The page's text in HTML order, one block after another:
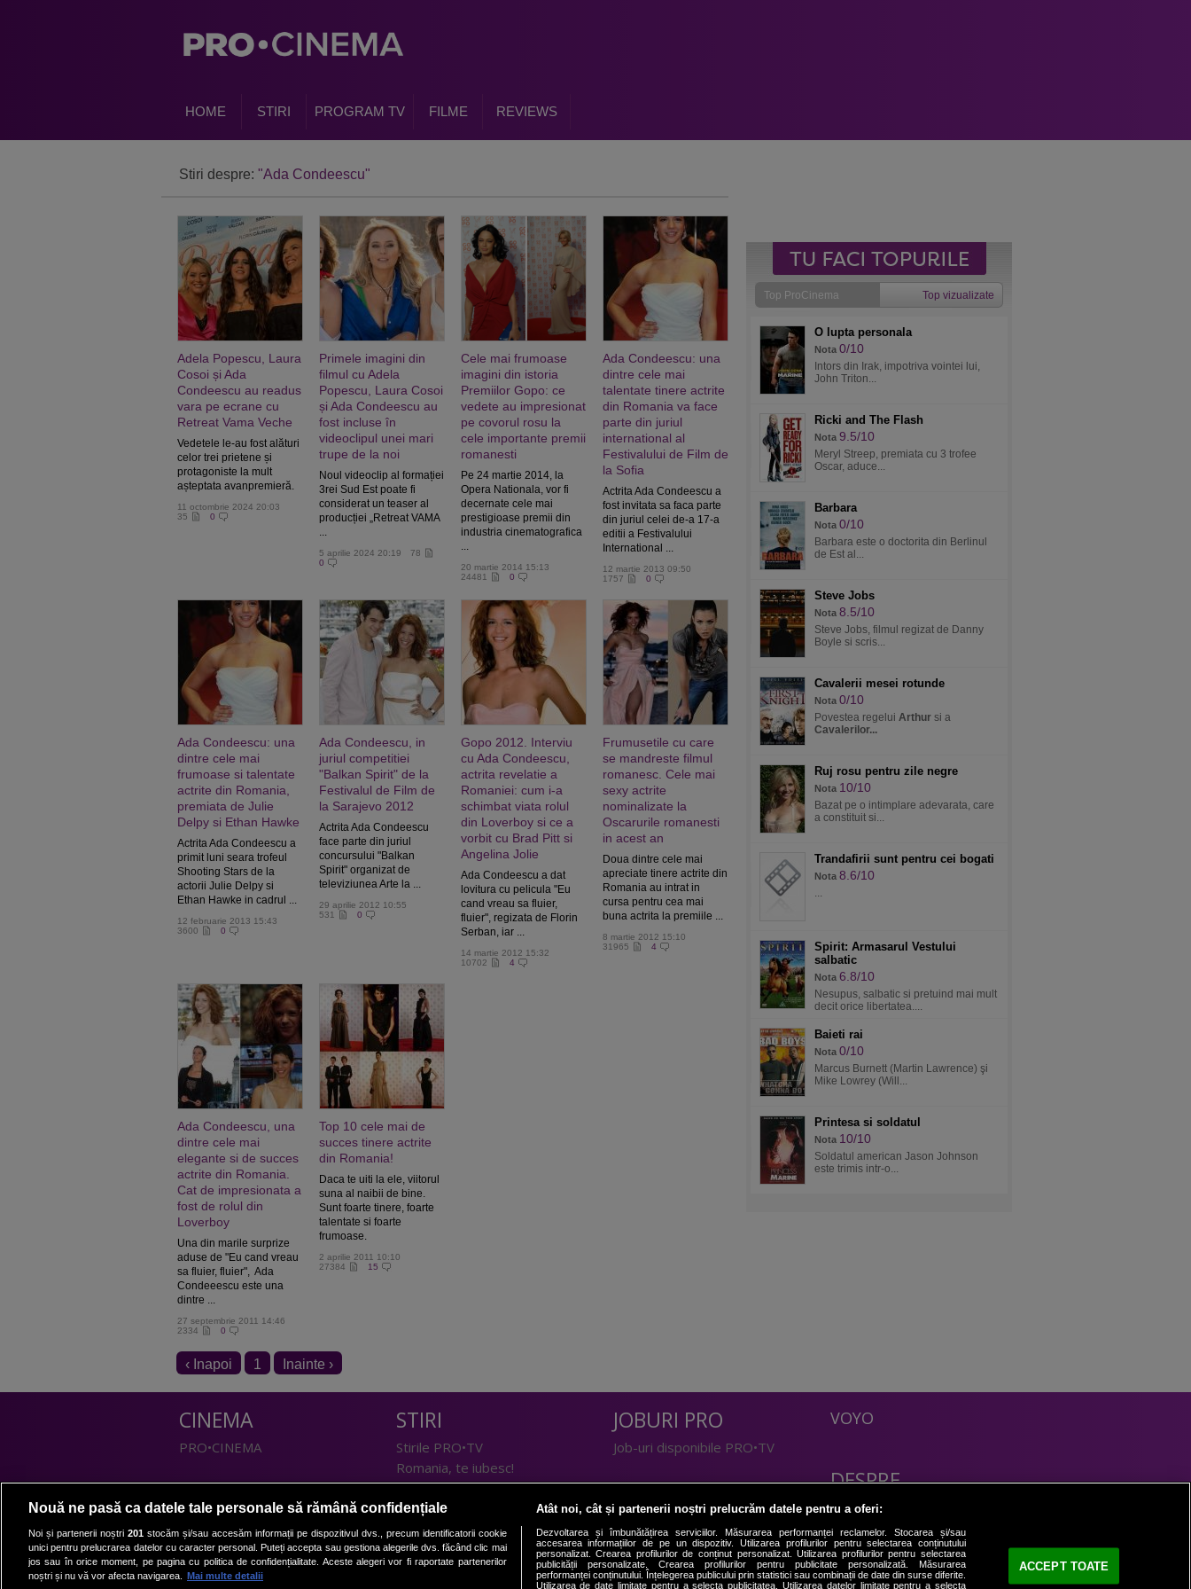
HOME STIRI PROGRAM TV FILME REVIEWS
Stiri despre: "Ada Condeescu"
Adela Popescu, Laura
Cosoi și Ada
Condeescu au readus
vara pe ecrane cu
Retreat Vama Veche
Vedetele le-au fost alături
celor trei prietene și
protagoniste la mult
așteptata avanpremieră.
11 octombrie 2024 20:03
35
0
Primele imagini din
filmul cu Adela
Popescu, Laura Cosoi
și Ada Condeescu au
fost incluse în
videoclipul unei mari
trupe de la noi
Noul videoclip al formației
3rei Sud Est poate fi
considerat un teaser al
producției „Retreat VAMA
...
5 aprilie 2024 20:19
78
0
Cele mai frumoase
imagini din istoria
Premiilor Gopo: ce
vedete au impresionat
pe covorul rosu la
cele importante premii
romanesti
Pe 24 martie 2014, la
Opera Nationala, vor fi
decernate cele mai
prestigioase premii din
industria cinematografica
...
20 martie 2014 15:13
24481
0
Ada Condeescu: una
dintre cele mai
talentate tinere actrite
din Romania va face
parte din juriul
international al
Festivalului de Film de
la Sofia
Actrita Ada Condeescu a
fost invitata sa faca parte
din juriul celei de-a 17-a
editii a Festivalului
International ...
12 martie 2013 09:50
1757
0
Ada Condeescu: una
dintre cele mai
frumoase si talentate
actrite din Romania,
premiata de Julie
Delpy si Ethan Hawke
Actrita Ada Condeescu a
primit luni seara trofeul
Shooting Stars de la
actorii Julie Delpy si
Ethan Hawke in cadrul ...
12 februarie 2013 15:43
3600
0
Ada Condeescu, in
juriul competitiei
"Balkan Spirit" de la
Festivalul de Film de
la Sarajevo 2012
Actrita Ada Condeescu
face parte din juriul
concursului "Balkan
Spirit" organizat de
televiziunea Arte la ...
29 aprilie 2012 10:55
531
0
Gopo 2012. Interviu
cu Ada Condeescu,
actrita revelatie a
Romaniei: cum i-a
schimbat viata rolul
din Loverboy si ce a
vorbit cu Brad Pitt si
Angelina Jolie
Ada Condeescu a dat
lovitura cu pelicula "Eu
cand vreau sa fluier,
fluier", regizata de Florin
Serban, iar ...
14 martie 2012 15:32
10702
4
Frumusetile cu care
se mandreste filmul
romanesc. Cele mai
sexy actrite
nominalizate la
Oscarurile romanesti
in acest an
Doua dintre cele mai
apreciate tinere actrite din
Romania au intrat in
cursa pentru cea mai
buna actrita la premiile ...
8 martie 2012 15:10
31965
4
Ada Condeescu, una
dintre cele mai
elegante si de succes
actrite din Romania.
Cat de impresionata a
fost de rolul din
Loverboy
Una din marile surprize
aduse de "Eu cand vreau
sa fluier, fluier", Ada
Condeeescu este una
dintre ...
27 septembrie 2011 14:46
2334
0
Top 10 cele mai de
succes tinere actrite
din Romania!
Daca te uiti la ele, viitorul
suna al naibii de bine.
Sunt foarte tinere, foarte
talentate si foarte
frumoase.
2 aprilie 2011 10:10
27384
15
‹ Inapoi 1 Inainte ›
Top ProCinema Top vizualizate
O lupta personala
Nota 0/10
Intors din Irak, impotriva vointei lui,
John Triton...
Ricki and The Flash
Nota 9.5/10
Meryl Streep, premiata cu 3 trofee
Oscar, aduce...
Barbara
Nota 0/10
Barbara este o doctorita din Berlinul
de Est al...
Steve Jobs
Nota 8.5/10
Steve Jobs, filmul regizat de Danny
Boyle si scris...
Cavalerii mesei rotunde
Nota 0/10
Povestea regelui Arthur si a
Cavalerilor...
Ruj rosu pentru zile negre
Nota 10/10
Bazat pe o intimplare adevarata, care
a constituit si...
Trandafirii sunt pentru cei bogati
Nota 8.6/10
...
Spirit: Armasarul Vestului
salbatic
Nota 6.8/10
Nesupus, salbatic si pretuind mai mult
decit orice libertatea....
Baieti rai
Nota 0/10
Marcus Burnett (Martin Lawrence) şi
Mike Lowrey (Will...
Printesa si soldatul
Nota 10/10
Soldatul american Jason Johnson
este trimis intr-o...
CINEMA
PRO•CINEMA
DIVERTISMENT
PRO•TV
Romanii au talent
Vocea Romaniei
STIRI
Stirile PRO•TV
Romania, te iubesc!
TEHNOLOGIE
I Like IT
JOBURI PRO
Job-uri disponibile PRO•TV
LIFESTYLE
Doctor de Bine
Acasă
Acasă Gold
VOYO
DESPRE
Politica Confidentialitate
Contact
Nouă ne pasă ca datele tale personale să rămână confidențiale
Noi și partenerii noștri 201stocăm și/sau accesăm informații pe dispozitivul dvs., precum identificatorii cookie
unici pentru prelucrarea datelor cu caracter personal. Puteți accepta sau gestiona alegerile dvs. făcând clic mai
jos sau în orice moment, pe pagina cu politica de confidențialitate. Aceste alegeri vor fi raportate partenerilor
noștri și nu vă vor afecta navigarea.
Mai multe detalii
Atât noi, cât și partenerii noștri prelucrăm datele pentru a oferi:
Dezvoltarea și îmbunătățirea serviciilor. Măsurarea performanței reclamelor. Stocarea și/sau
accesarea informațiilor de pe un dispozitiv. Utilizarea profilurilor pentru selectarea conținutului
personalizat. Crearea profilurilor de conținut personalizat. Utilizarea profilurilor pentru selectarea
publicității personalizate. Crearea profilurilor pentru publicitate personalizată. Măsurarea
performanței conținutului. Înțelegerea publicului prin statistici sau combinații de date din surse diferite.
Utilizarea de date limitate pentru a selecta publicitatea. Utilizarea datelor limitate pentru a selecta
ACCEPT TOATE